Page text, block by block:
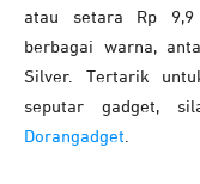
atau setara Rp
berbagai warna,
Silver. Tertarik
seputar gadget,
Dorangadget